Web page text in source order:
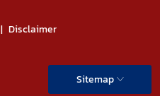
Disclaimer
Sitemap